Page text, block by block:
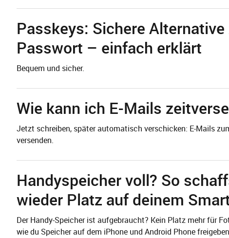
Passkeys: Sichere Alternative
Passwort – einfach erklärt
Bequem und sicher.
Wie kann ich E-Mails
Jetzt schreiben, später automatisch verschicken: E-Mails
versenden.
Handyspeicher voll? So
wieder Platz auf deinem
Der Handy-Speicher ist aufgebraucht? Kein Platz mehr für
wie du Speicher auf dem iPhone und Android Phone